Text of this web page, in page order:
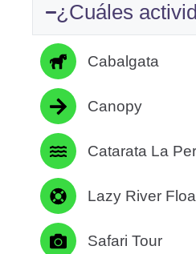
¿Cuáles
Cabalgata
Canopy
Catarata La
Lazy River
Safari Tour